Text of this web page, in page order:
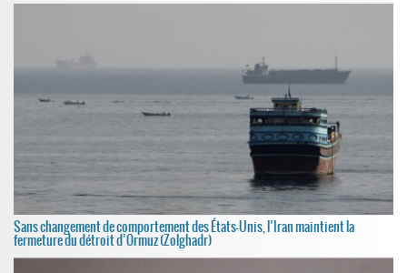
Sans changement de comportement des États-Unis, l’Iran maintient la
fermeture du détroit d’Ormuz (Zolghadr)